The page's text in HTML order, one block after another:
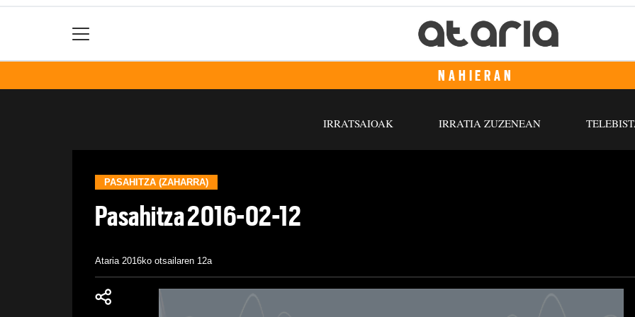
NAHIERAN
IRRATSAIOAK IRRATIA ZUZENEAN
PASAHITZA (ZAHARRA)
Pasahitza 2016-02-12
Ataria 2016ko otsailaren 12a